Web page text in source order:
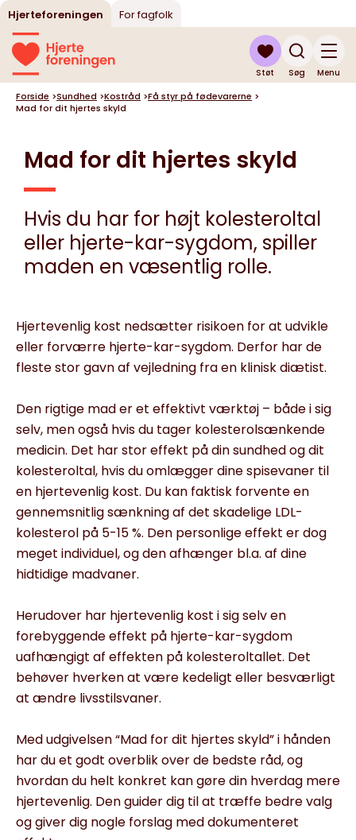
Hjerteforeningen For fagfolk
Søg
Støt Menu
Forside >Sundhed >Kostråd >Få styr på fødevarerne >
Mad for dit hjertes skyld
Mad for dit hjertes skyld
Hvis du har for højt kolesteroltal
eller hjerte-kar-sygdom, spiller
maden en væsentlig rolle.
Hjertevenlig kost nedsætter risikoen for at udvikle
eller forværre hjerte-kar-sygdom. Derfor har de
fleste stor gavn af vejledning fra en klinisk diætist.
Den rigtige mad er et effektivt værktøj – både i sig
selv, men også hvis du tager kolesterolsænkende
medicin. Det har stor effekt på din sundhed og dit
kolesteroltal, hvis du omlægger dine spisevaner til
en hjertevenlig kost. Du kan faktisk forvente en
gennemsnitlig sænkning af det skadelige LDL-
kolesterol på 5-15 %. Den personlige effekt er dog
meget individuel, og den afhænger bl.a. af dine
hidtidige madvaner.
Herudover har hjertevenlig kost i sig selv en
forebyggende effekt på hjerte-kar-sygdom
uafhængigt af effekten på kolesteroltallet. Det
behøver hverken at være kedeligt eller besværligt
at ændre livsstilsvaner.
Med udgivelsen “Mad for dit hjertes skyld” i hånden
har du et godt overblik over de bedste råd, og
hvordan du helt konkret kan gøre din hverdag mere
hjertevenlig. Den guider dig til at træffe bedre valg
og giver dig nogle forslag med dokumenteret